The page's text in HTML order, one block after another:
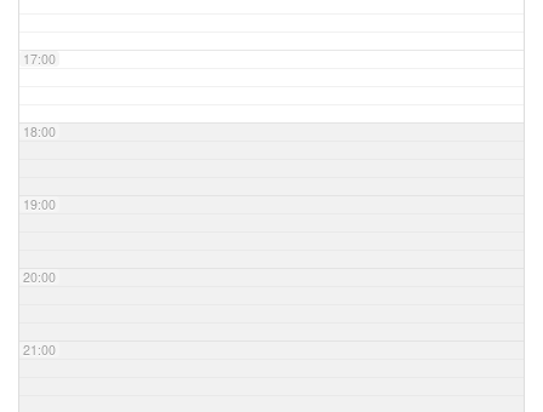
17:00
18:00
19:00
20:00
21:00